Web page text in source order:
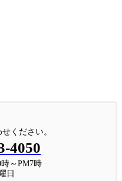
ください。
4050
～PM7時
日